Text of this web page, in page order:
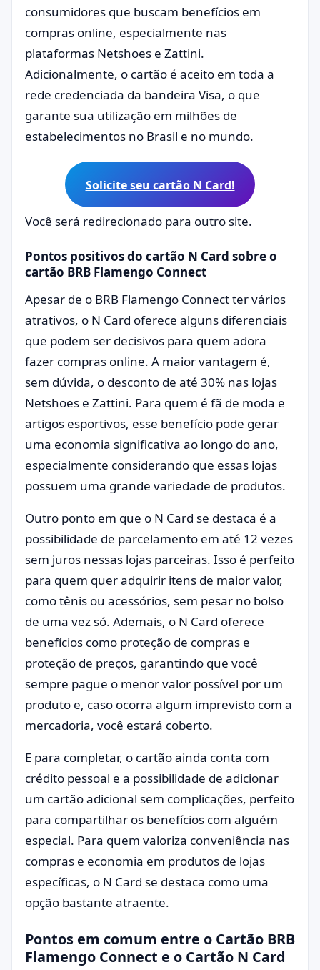
consumidores que buscam benefícios em
compras online, especialmente nas
plataformas Netshoes e Zattini.
Adicionalmente, o cartão é aceito em toda a
rede credenciada da bandeira Visa, o que
garante sua utilização em milhões de
estabelecimentos no Brasil e no mundo.
Solicite seu cartão N Card!
Você será redirecionado para outro site.
Pontos positivos do cartão N Card sobre o
cartão BRB Flamengo Connect
Apesar de o BRB Flamengo Connect ter vários
atrativos, o N Card oferece alguns diferenciais
que podem ser decisivos para quem adora
fazer compras online. A maior vantagem é,
sem dúvida, o desconto de até 30% nas lojas
Netshoes e Zattini. Para quem é fã de moda e
artigos esportivos, esse benefício pode gerar
uma economia significativa ao longo do ano,
especialmente considerando que essas lojas
possuem uma grande variedade de produtos.
Outro ponto em que o N Card se destaca é a
possibilidade de parcelamento em até 12 vezes
sem juros nessas lojas parceiras. Isso é perfeito
para quem quer adquirir itens de maior valor,
como tênis ou acessórios, sem pesar no bolso
de uma vez só. Ademais, o N Card oferece
benefícios como proteção de compras e
proteção de preços, garantindo que você
sempre pague o menor valor possível por um
produto e, caso ocorra algum imprevisto com a
mercadoria, você estará coberto.
E para completar, o cartão ainda conta com
crédito pessoal e a possibilidade de adicionar
um cartão adicional sem complicações, perfeito
para compartilhar os benefícios com alguém
especial. Para quem valoriza conveniência nas
compras e economia em produtos de lojas
específicas, o N Card se destaca como uma
opção bastante atraente.
Pontos em comum entre o Cartão BRB
Flamengo Connect e o Cartão N Card